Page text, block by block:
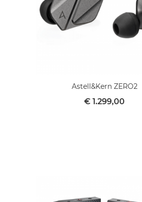
Astell&Kern ZERO2
€ 1.299,00